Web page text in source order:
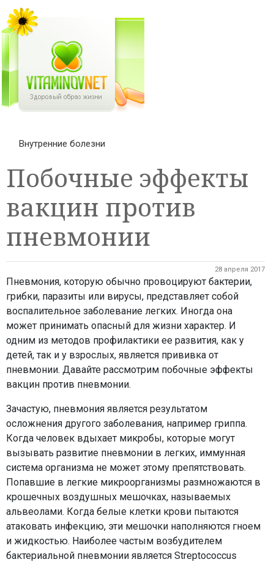
Внутренние болезни
Побочные эффекты
вакцин против
пневмонии
28 апреля 2017
Пневмония, которую обычно провоцируют бактерии,
грибки, паразиты или вирусы, представляет собой
воспалительное заболевание легких. Иногда она
может принимать опасный для жизни характер. И
одним из методов профилактики ее развития, как у
детей, так и у взрослых, является прививка от
пневмонии. Давайте рассмотрим побочные эффекты
вакцин против пневмонии.
Зачастую, пневмония является результатом
осложнения другого заболевания, например гриппа.
Когда человек вдыхает микробы, которые могут
вызывать развитие пневмонии в легких, иммунная
система организма не может этому препятствовать.
Попавшие в легкие микроорганизмы размножаются в
крошечных воздушных мешочках, называемых
альвеолами. Когда белые клетки крови пытаются
атаковать инфекцию, эти мешочки наполняются гноем
и жидкостью. Наиболее частым возбудителем
бактериальной пневмонии является Streptococcus